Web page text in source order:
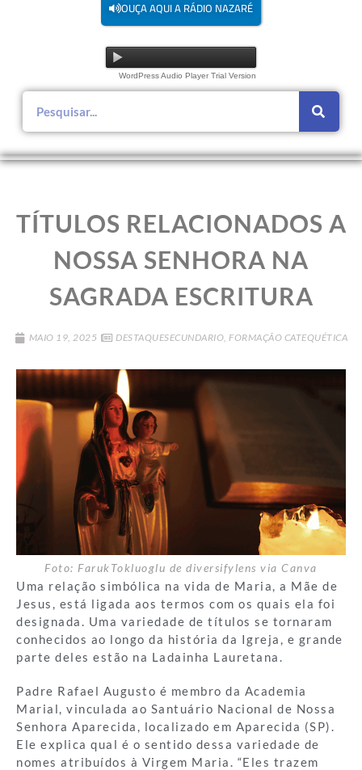
OUÇA AQUI A RÁDIO NAZARÉ
WordPress Audio Player Trial Version
TÍTULOS RELACIONADOS A
NOSSA SENHORA NA
SAGRADA ESCRITURA
MAIO 19, 2025 DESTAQUESECUNDARIO,FORMAÇÃO CATEQUÉTICA
Foto: FarukTokluoglu de diversifylens via Canva
Uma relação simbólica na vida de Maria, a Mãe de
Jesus, está ligada aos termos com os quais ela foi
designada. Uma variedade de títulos se tornaram
conhecidos ao longo da história da Igreja, e grande
parte deles estão na Ladainha Lauretana.
Padre Rafael Augusto é membro da Academia
Marial, vinculada ao Santuário Nacional de Nossa
Senhora Aparecida, localizado em Aparecida (SP).
Ele explica qual é o sentido dessa variedade de
nomes atribuídos à Virgem Maria. “Eles trazem